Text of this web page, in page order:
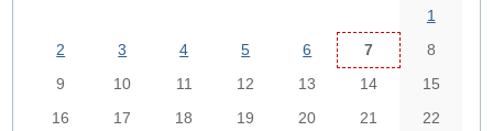
1
2
3 4 5 6 7
8
9
10 11 12 13 14
15
16
17 18 19 20 21
22